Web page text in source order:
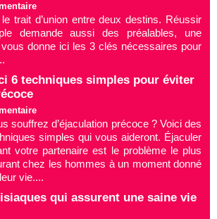
trait d’union entre deux destins. Réussir
demande aussi des préalables, une
donne ici les 3 clés nécessaires pour
6 techniques simples pour éviter
souffrez d’éjaculation précoce ? Voici des
simples qui vous aideront. Éjaculer
votre partenaire est le problème le plus
chez les hommes à un moment donné
vie....
qui assurent une saine vie